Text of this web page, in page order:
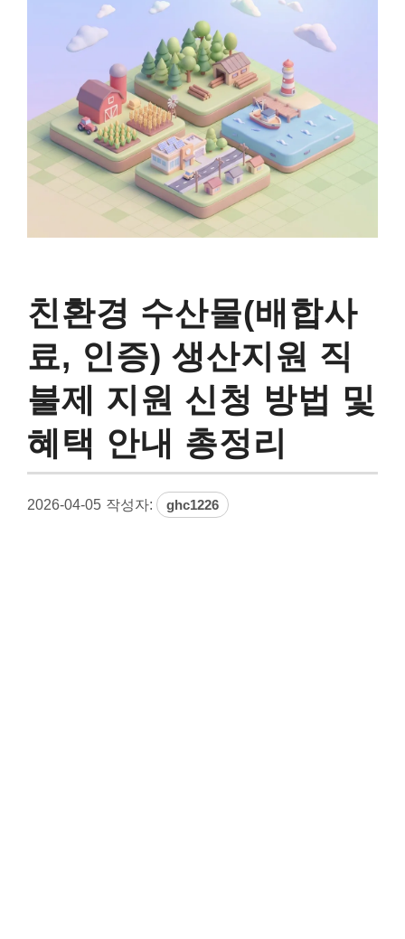
친환경 수산물(배합사
료, 인증) 생산지원 직
불제 지원 신청 방법 및
혜택 안내 총정리
2026-04-05 작성자: ghc1226